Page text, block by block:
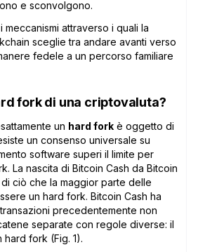
e sconvolgono.
attraverso i quali la
sceglie tra andare avanti verso
fedele a un percorso familiare
fork di una criptovaluta?
un hard fork è oggetto di
un consenso universale su
software superi il limite per
La nascita di Bitcoin Cash da Bitcoin
ciò che la maggior parte delle
un hard fork. Bitcoin Cash ha
precedentemente non
separate con regole diverse: il
fork (Fig. 1).